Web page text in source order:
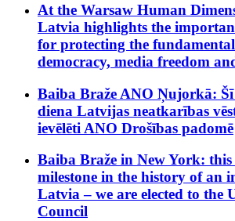
At the Warsaw Human
Latvia highlights the
for protecting the
democracy, media freedom
Baiba Braže ANO Ņujorkā:
diena Latvijas neatkarības
ievēlēti ANO Drošības padomē
Baiba Braže in New York:
milestone in the history of an
Latvia – we are elected to the
Council